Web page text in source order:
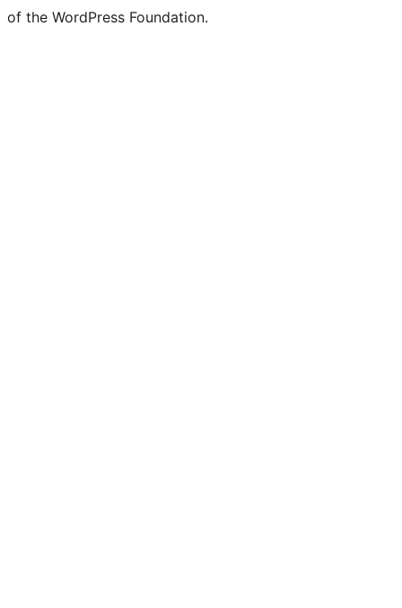
of the WordPress Foundation.